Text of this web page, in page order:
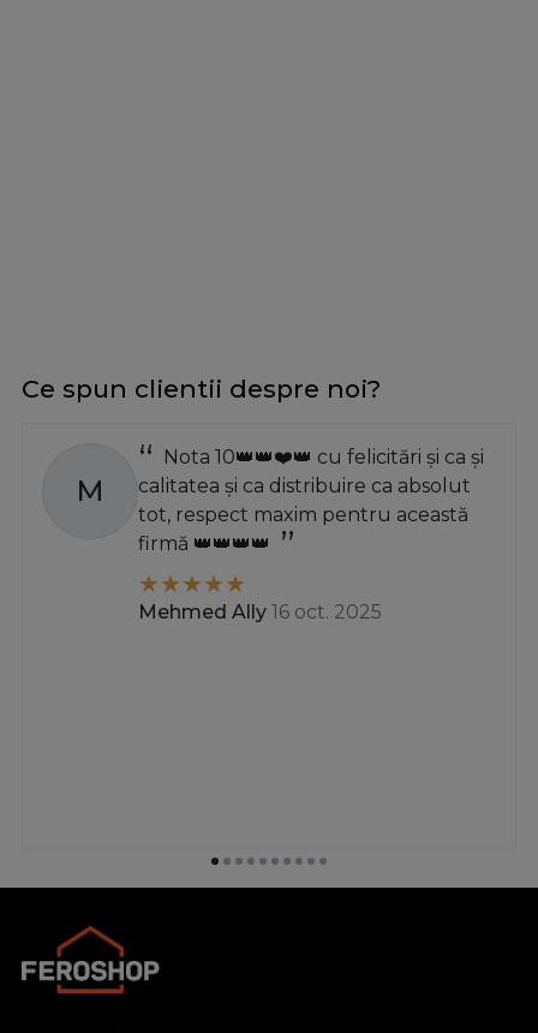
Ce spun clientii despre noi?
M
Nota 10👑👑❤️👑 cu felicitări și ca și
calitatea și ca distribuire ca absolut
tot, respect maxim pentru această
firmă 👑👑👑👑
Mehmed Ally 16 oct. 2025